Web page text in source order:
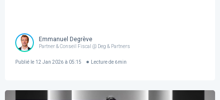
Emmanuel Degrève
Partner & Conseil Fiscal @ Deg & Partners
Publié le 12 Jan 2026 à 05:15 Lecture de 6min